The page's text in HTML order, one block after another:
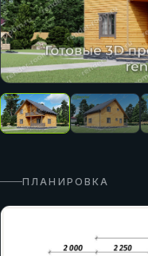
ПЛАНИРОВКА